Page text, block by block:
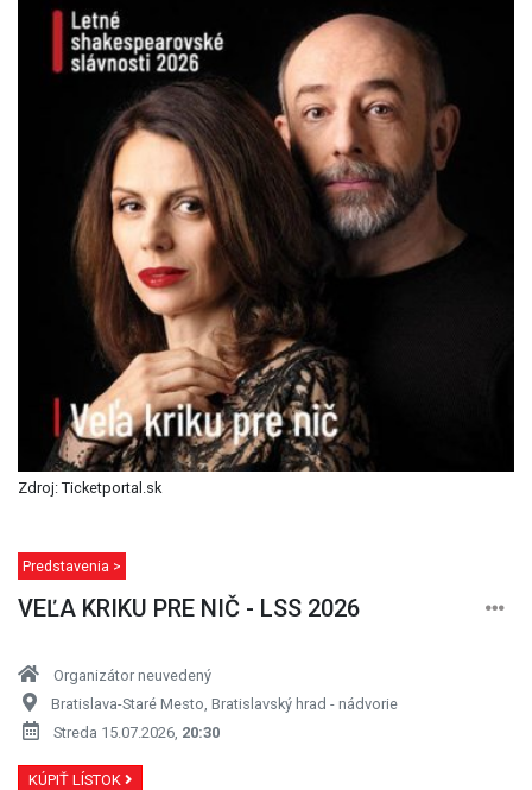
Zdroj: Ticketportal.sk
Predstavenia >
VEĽA KRIKU PRE NIČ - LSS 2026
Organizátor neuvedený
Bratislava-Staré Mesto, Bratislavský hrad - nádvorie
Streda 15.07.2026, 20:30
KÚPIŤ LÍSTOK